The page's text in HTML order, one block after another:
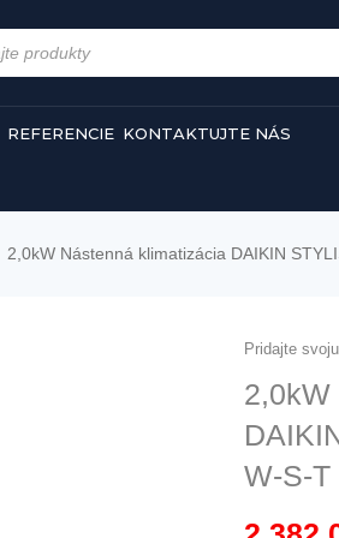
REFERENCIE KONTAKTUJTE NÁS
2,0kW Nástenná klimatizácia DAIKIN
Pridajte
W-S-T